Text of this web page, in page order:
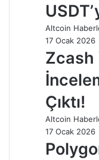
Altcoin
17 Ocak 2026
Zcash
Çıktı!
Altcoin
17 Ocak 2026